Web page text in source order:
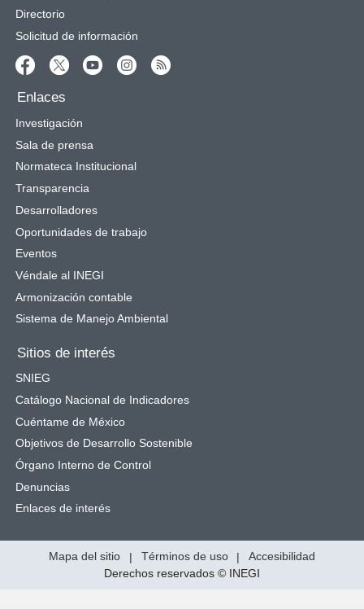
Directorio
Solicitud de información
Enlaces
Investigación
Sala de prensa
Normateca Institucional
Transparencia
Desarrolladores
Oportunidades de trabajo
Eventos
Véndale al INEGI
Armonización contable
Sistema de Manejo Ambiental
Sitios de interés
SNIEG
Catálogo Nacional de Indicadores
Cuéntame de México
Objetivos de Desarrollo Sostenible
Órgano Interno de Control
Denuncias
Enlaces de interés
Mapa del sitio | Términos de uso |
Accesibilidad
Derechos reservados © INEGI